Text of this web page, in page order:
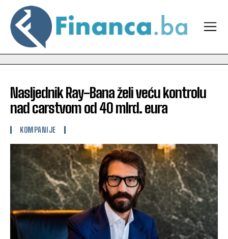
Nasljednik Ray-Bana želi veću kontrolu
nad carstvom od 40 mlrd. eura
KOMPANIJE